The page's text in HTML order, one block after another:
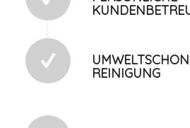
REINIGUNG